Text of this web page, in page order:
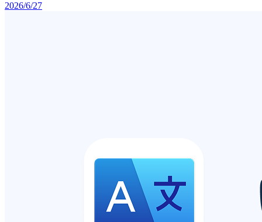
2026/6/27